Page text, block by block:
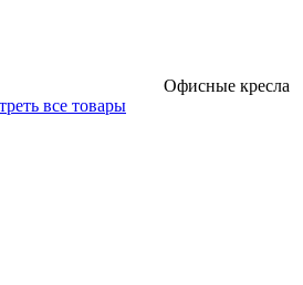
Офисные кресла
все товары